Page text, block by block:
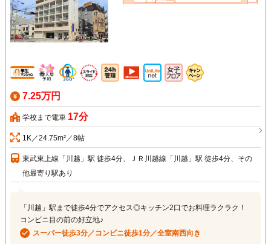
7.25万円
学校まで電車 17分
1K／24.75m²／8帖
東武東上線「川越」駅 徒歩4分、ＪＲ川越線「川越」駅 徒歩4分、その
他最寄り駅あり
「川越」駅まで徒歩4分でアクセス◎キッチン2口でお料理ラクラク！
コンビニ目の前の好立地♪
スーパー徒歩3分／コンビニ徒歩1分／全室南西向き